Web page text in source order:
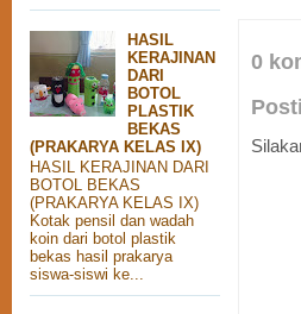
HASIL
KERAJINAN
DARI
BOTOL
PLASTIK
BEKAS
(PRAKARYA KELAS IX)
HASIL KERAJINAN DARI
BOTOL BEKAS
(PRAKARYA KELAS IX)
Kotak pensil dan wadah
koin dari botol plastik
bekas hasil prakarya
siswa-siswi ke...
0